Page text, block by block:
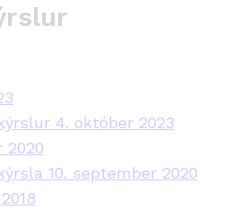
4. október 2023
2020
10. september 2020